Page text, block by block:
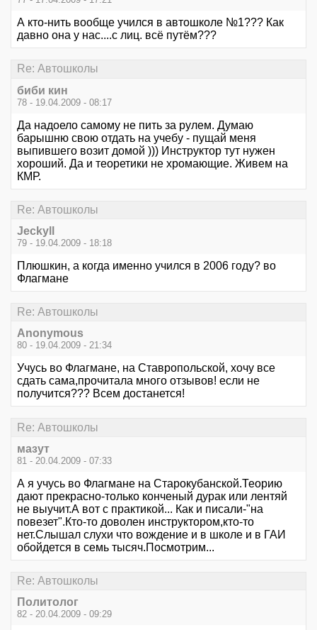
А кто-нить вообще учился в автошколе №1??? Как
давно она у нас....с лиц. всё путём???
Re: Автошколы
биби кин
78 - 19.04.2009 - 08:17
Да надоело самому не пить за рулем. Думаю
барышню свою отдать на учебу - пущай меня
выпившего возит домой ))) Инструктор тут нужен
хороший. Да и теоретики не хромающие. Живем на
КМР.
Re: Автошколы
Jeckyll
79 - 19.04.2009 - 18:18
Плюшкин, а когда именно учился в 2006 году? во
Флагмане
Re: Автошколы
Anonymous
80 - 19.04.2009 - 21:34
Учусь во Флагмане, на Ставропольской, хочу все
сдать сама,прочитала много отзывов! если не
получится??? Всем достанется!
Re: Автошколы
мазут
81 - 20.04.2009 - 07:33
А я учусь во Флагмане на Старокубанской.Теорию
дают прекрасно-только конченый дурак или лентяй
не выучит.А вот с практикой... Как и писали-"на
повезет".Кто-то доволен инструктором,кто-то
нет.Слышал слухи что вождение и в школе и в ГАИ
обойдется в семь тысяч.Посмотрим...
Re: Автошколы
Политолог
82 - 20.04.2009 - 09:29